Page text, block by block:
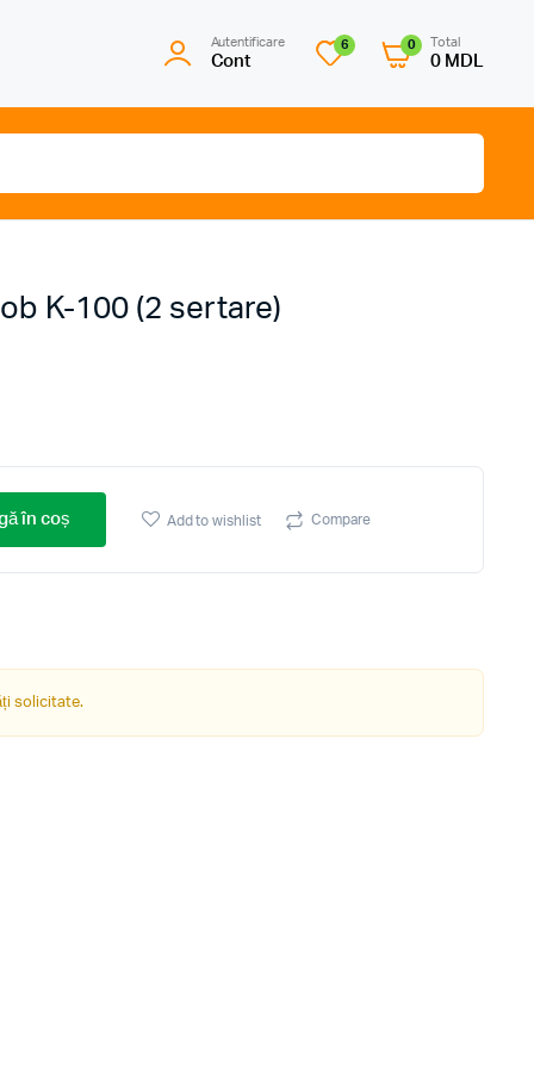
Autentificare
Cont
6 0 Total
0 MDL
K-100 (2 sertare)
în coș Add to wishlist Compare
solicitate.